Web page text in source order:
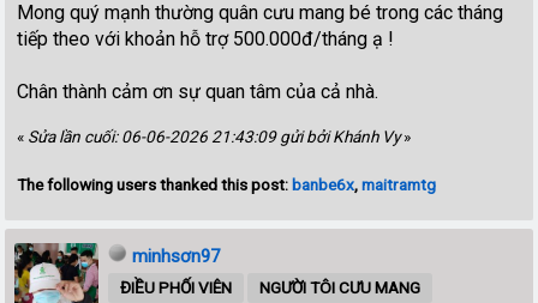
Mong quý mạnh thường quân cưu mang bé trong các tháng
tiếp theo với khoản hỗ trợ 500.000đ/tháng ạ !
Chân thành cảm ơn sự quan tâm của cả nhà.
« Sửa lần cuối: 06-06-2026 21:43:09 gửi bởi Khánh Vy»
The following users thanked this post: banbe6x,maitramtg
minhsơn97
ĐIỀU PHỐI VIÊN
NGƯỜI TÔI CƯU MANG